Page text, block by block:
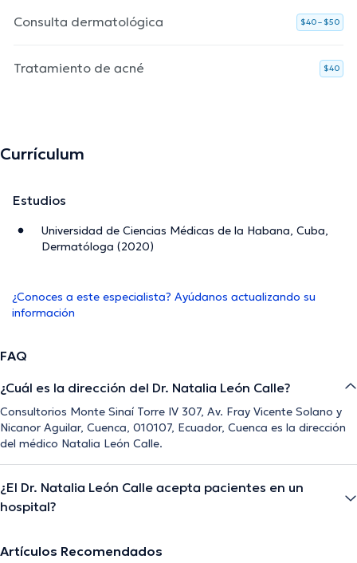
Consulta dermatológica $40 – $50
Tratamiento de acné $40
Currículum
Estudios
Universidad de Ciencias Médicas de la Habana, Cuba,
Dermatóloga (2020)
¿Conoces a este especialista? Ayúdanos actualizando su
información
FAQ
¿Cuál es la dirección del Dr. Natalia León Calle?
Consultorios Monte Sinaí Torre IV 307, Av. Fray Vicente Solano y
Nicanor Aguilar, Cuenca, 010107, Ecuador, Cuenca es la dirección
del médico Natalia León Calle.
¿El Dr. Natalia León Calle acepta pacientes en un
hospital?
Artículos Recomendados